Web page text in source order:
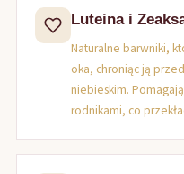
Luteina i
Naturalne barwniki,
oka, chroniąc ją
niebieskim.
rodnikami, co